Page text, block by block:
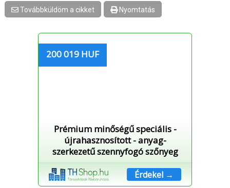
Továbbküldöm a cikket Nyomtatás
200 019 HUF
Prémium minőségű speciális -
újrahasznosított - anyag-
szerkezetű szennyfogó szőnyeg
Érdekel →